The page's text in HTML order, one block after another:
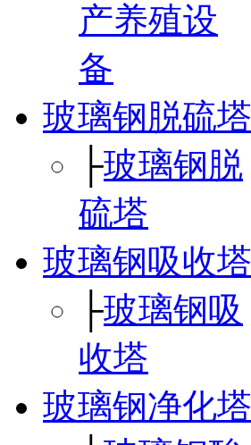
产养殖设
备
玻璃钢脱硫
├玻璃钢脱
硫塔
玻璃钢吸收
├玻璃钢吸
收塔
玻璃钢净化